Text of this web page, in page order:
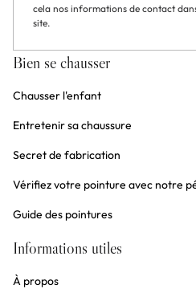
cela nos informations de contact
site.
Bien se chausser
Chausser l'enfant
Entretenir sa chaussure
Secret de fabrication
Vérifiez votre pointure avec notre
Guide des pointures
Informations utiles
À propos